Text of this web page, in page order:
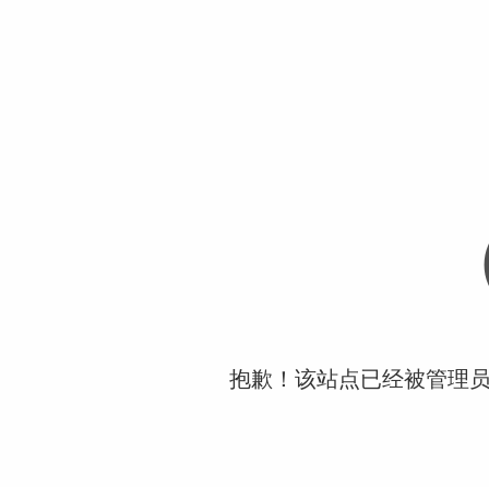
抱歉！该站点已经被管理